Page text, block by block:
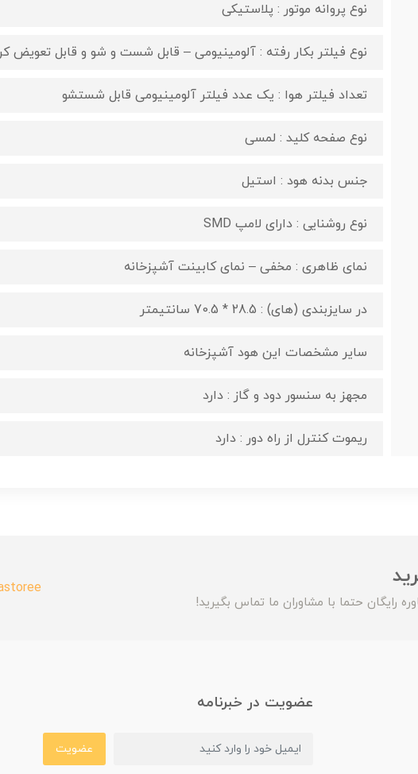
نوع پروانه موتور : پلاستیکی
نوع فیلتر بکار رفته : آلومینیومی – قابل شست و شو و قابل تعویض
تعداد فیلتر هوا : یک عدد فیلتر آلومینیومی قابل شستشو
نوع صفحه کلید : لمسی
جنس بدنه هود : استیل
نوع روشنایی : دارای لامپ SMD
نمای ظاهری : مخفی – نمای کابینت آشپزخانه
در سایزبندی (های) : 28.5 * 70.5 سانتیمتر
سایر مشخصات این هود آشپزخانه
مجهز به سنسور دود و گاز : دارد
ریموت کنترل از راه دور : دارد
رایگان حتما با مشاوران ما تماس بگیرید!
عضویت در خبرنامه
عضویت